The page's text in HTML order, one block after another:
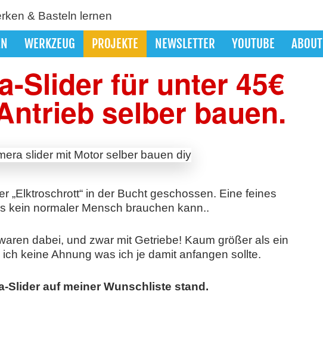
WERKZEUG PROJEKTE NEWSLETTER YOUTUBE ABOUT
Slider für unter 45€
selber bauen.
„Elktroschrott“ in der Bucht geschossen. Eine feines
kein normaler Mensch brauchen kann..
dabei, und zwar mit Getriebe! Kaum größer als ein
keine Ahnung was ich je damit anfangen sollte.
Slider auf meiner Wunschliste stand.